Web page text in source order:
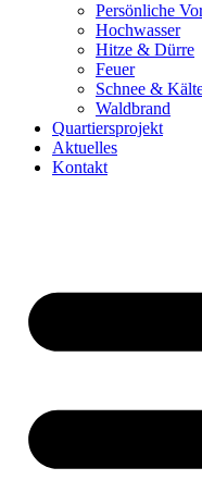
Persönliche
Hochwasser
Hitze & Dürre
Feuer
Schnee &
Waldbrand
Quartiersprojekt
Aktuelles
Kontakt